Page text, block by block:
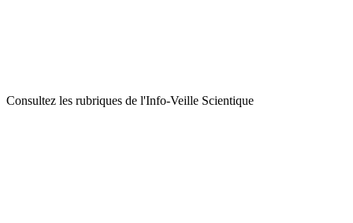
Consultez les rubriques de l'Info-Veille Scientique